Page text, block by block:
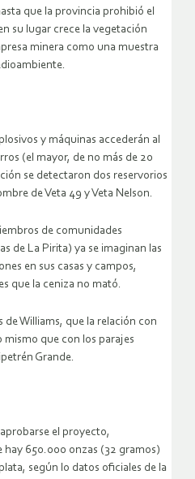
que la provincia prohibió el
su lugar crece la vegetación
minera como una muestra
y máquinas accederán al
(el mayor, de no más de 20
se detectaron dos reservorios
de Veta 49 y Veta Nelson.
de comunidades
de La Pirita) ya se imaginan las
en sus casas y campos,
que la ceniza no mató.
de Williams, que la relación con
mismo que con los parajes
Grande.
el proyecto,
hay 650.000 onzas (32 gramos)
según lo datos oficiales de la